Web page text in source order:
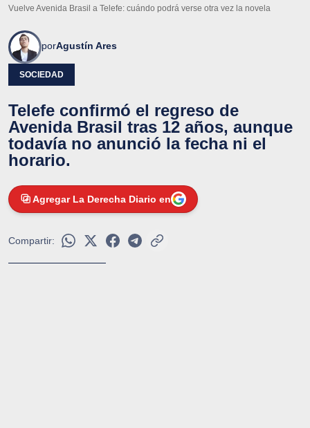
Vuelve Avenida Brasil a Telefe: cuándo podrá verse otra vez la novela
porAgustín Ares
SOCIEDAD
Telefe confirmó el regreso de
Avenida Brasil tras 12 años, aunque
todavía no anunció la fecha ni el
horario.
Agregar La Derecha Diario en
Compartir: